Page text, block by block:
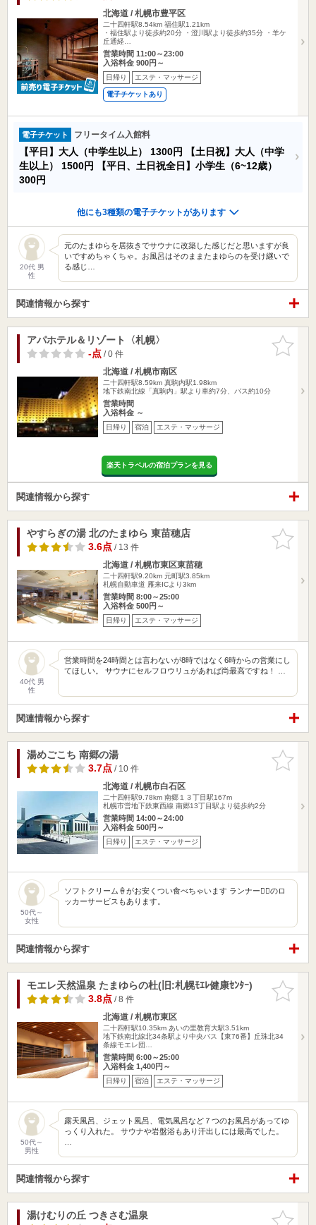
北海道 / 札幌市豊平区
二十四軒駅8.54km 福住駅1.21km
・福住駅より徒歩約20分 ・澄川駅より徒歩約35分 ・羊ケ
丘通経…
営業時間 11:00～23:00
入浴料金 900円～
日帰り エステ・マッサージ
電子チケットあり
電子チケット フリータイム入館料
【平日】大人（中学生以上） 1300円
【土日祝】大人（中学
生以上） 1500円
【平日、土日祝全日】小学生（6~12歳）
300円
他にも3種類の電子チケットがあります
20代 男
性
元のたまゆらを居抜きでサウナに改築した感じだと思いますが良
いですめちゃくちゃ。お風呂はそのままたまゆらのを受け継いで
る感じ…
関連情報から探す
お気に入
りに追加
アパホテル＆リゾート〈札幌〉
-点/ 0 件
北海道 / 札幌市南区
二十四軒駅8.59km 真駒内駅1.98km
地下鉄南北線「真駒内」駅より車約7分、バス約10分
営業時間
入浴料金 ～
日帰り 宿泊 エステ・マッサージ
楽天トラベルの宿泊プランを見る
関連情報から探す
お気に入
りに追加
やすらぎの湯 北のたまゆら 東苗穂店
3.6点/ 13 件
北海道 / 札幌市東区東苗穂
二十四軒駅9.20km 元町駅3.85km
札幌自動車道 雁来ICより3km
営業時間 8:00～25:00
入浴料金 500円～
日帰り エステ・マッサージ
40代 男
性
営業時間を24時間とは言わないが8時ではなく6時からの営業にし
てほしい。 サウナにセルフロウリュがあれば尚最高ですね！ …
関連情報から探す
お気に入
りに追加
湯めごこち 南郷の湯
3.7点/ 10 件
北海道 / 札幌市白石区
二十四軒駅9.78km 南郷１３丁目駅167m
札幌市営地下鉄東西線 南郷13丁目駅より徒歩約2分
営業時間 14:00～24:00
入浴料金 500円～
日帰り エステ・マッサージ
50代～
女性
ソフトクリーム🍦がお安くつい食べちゃいます ランナー🏃‍♀️のロ
ッカーサービスもあります。
関連情報から探す
お気に入
りに追加
モエレ天然温泉 たまゆらの杜(旧:札幌ﾓｴﾚ健康ｾﾝﾀｰ)
3.8点/ 8 件
北海道 / 札幌市東区
二十四軒駅10.35km あいの里教育大駅3.51km
地下鉄南北線北34条駅より中央バス【東76番】丘珠北34
条線モエレ団…
営業時間 6:00～25:00
入浴料金 1,400円～
日帰り 宿泊 エステ・マッサージ
50代～
男性
露天風呂、ジェット風呂、電気風呂など７つのお風呂があってゆ
っくり入れた。 サウナや岩盤浴もあり汗出しには最高でした。
関連情報から探す
お気に入
湯けむりの丘 つきさむ温泉